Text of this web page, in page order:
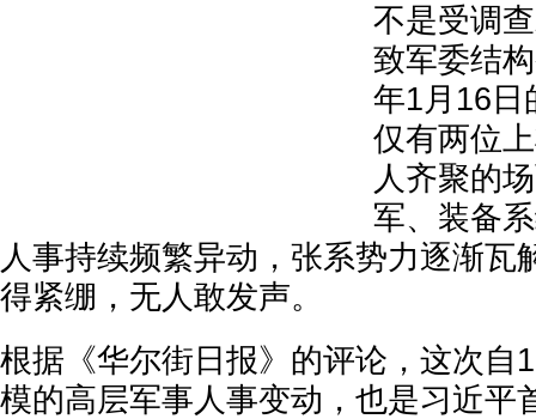
不是受调
致军委结
年1月16日
仅有两位
人齐聚的
军、装备
人事持续频繁异动，张系势力逐渐瓦
得紧绷，无人敢发声。
根据《华尔街日报》的评论，这次自
模的高层军事人事变动，也是习近平